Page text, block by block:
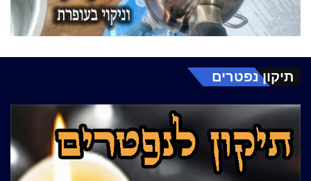
תיקון נפטרים